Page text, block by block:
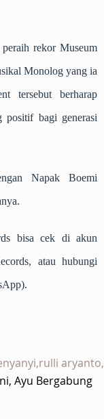
rekor Museum
Monolog yang ia
tersebut berharap
positif bagi generasi
Napak Boemi
bisa cek di akun
atau hubungi
aryanto,
Ayu Bergabung